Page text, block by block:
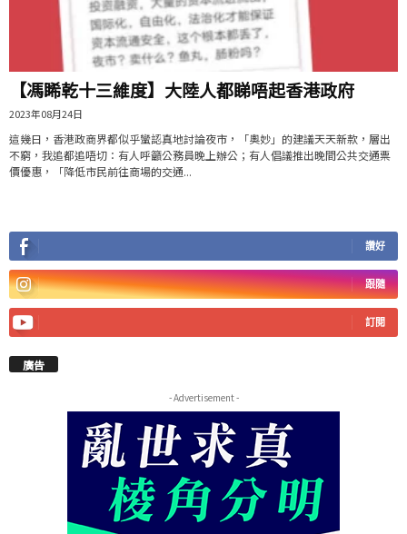
【馮睎乾十三維度】大陸人都睇唔起香港政府
2023年08月24日
這幾日，香港政商界都似乎蠻認真地討論夜市，「奧妙」的建議天天新款，層出
不窮，我追都追唔切：有人呼籲公務員晚上辦公；有人倡議推出晚間公共交通票
價優惠，「降低市民前往商場的交通...
讚好
跟隨
訂閱
廣告
- Advertisement -